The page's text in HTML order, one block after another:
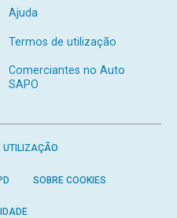
Ajuda
Termos de utilização
Comerciantes no Auto
SAPO
UTILIZAÇÃO
SOBRE COOKIES